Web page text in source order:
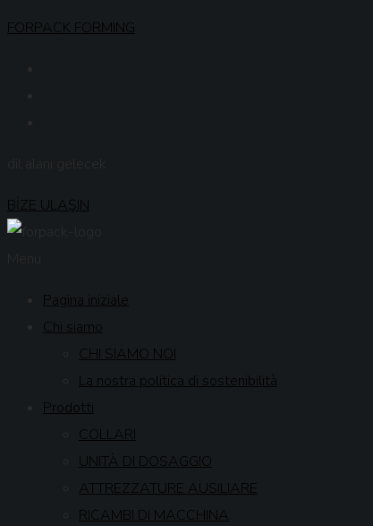
FORPACK FORMING
BİZE ULAŞIN
Pagina iniziale
Chi siamo
CHI SIAMO NOI
La nostra politica di sostenibilità
Prodotti
COLLARI
UNITÀ DI DOSAGGIO
ATTREZZATURE AUSILIARE
RICAMBI DI MACCHINA